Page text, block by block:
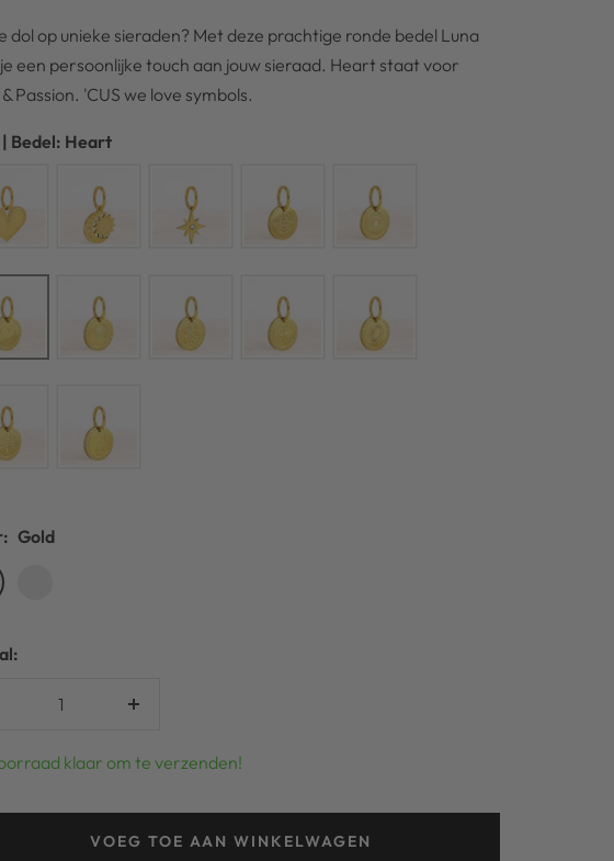
dol op unieke sieraden? Met deze prachtige ronde bedel Luna
een persoonlijke touch aan jouw sieraad. Heart staat voor
Passion. 'CUS we love symbols.
| Bedel: Heart
Gold
Verhoog
klaar om te verzenden!
VOEG TOE AAN WINKELWAGEN